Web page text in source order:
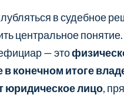
в судебное
центральное понятие.
— это
в конечном итоге
юридическое лицо,